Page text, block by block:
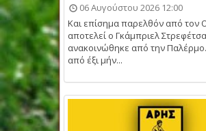
06 Αυγούστου 2026 12:00
Και επίσημα παρελθόν από τον
αποτελεί ο Γκάμπριελ
ανακοινώθηκε από την
από έξι μήν...